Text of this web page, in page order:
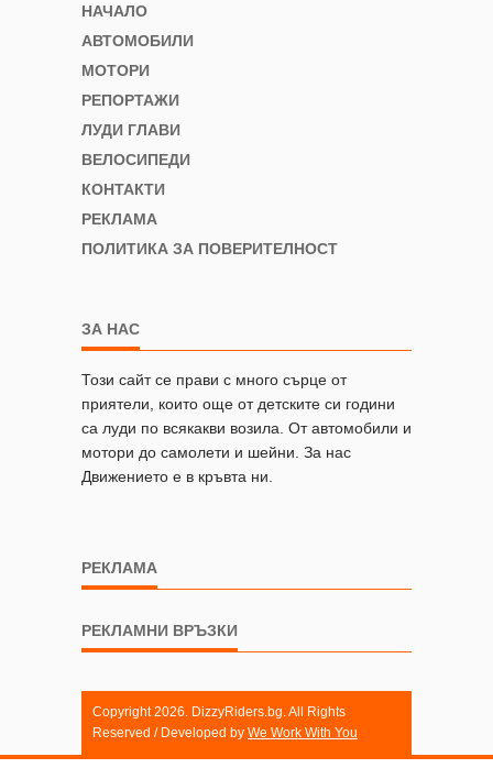
НАЧАЛО
АВТОМОБИЛИ
МОТОРИ
РЕПОРТАЖИ
ЛУДИ ГЛАВИ
ВЕЛОСИПЕДИ
КОНТАКТИ
РЕКЛАМА
ПОЛИТИКА ЗА ПОВЕРИТЕЛНОСТ
ЗА НАС
Този сайт се прави с много сърце от
приятели, които още от детските си години
са луди по всякакви возила. От автомобили и
мотори до самолети и шейни. За нас
Движението е в кръвта ни.
РЕКЛАМА
РЕКЛАМНИ ВРЪЗКИ
Copyright 2026. DizzyRiders.bg. All Rights
Reserved / Developed by We Work With You